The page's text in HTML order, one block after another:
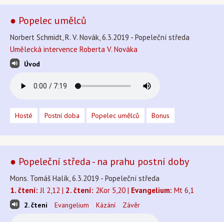
● Popelec umělců
Norbert Schmidt, R. V. Novák, 6.3.2019 - Popeleční středa
Umělecká intervence Roberta V. Nováka
Úvod
Hosté Postní doba Popelec umělců Bonus
● Popeleční středa - na prahu postní doby
Mons. Tomáš Halík, 6.3.2019 - Popeleční středa
1. čtení: Jl 2,12 | 2. čtení: 2Kor 5,20 | Evangelium: Mt 6,1
2. čtení Evangelium Kázání Závěr